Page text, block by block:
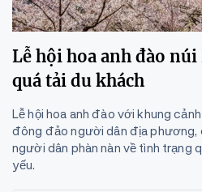
Lễ hội hoa anh đào núi
quá tải du khách
Lễ hội hoa anh đào với khung
đông đảo người dân địa phương,
người dân phàn nàn về tình trạng
yếu.